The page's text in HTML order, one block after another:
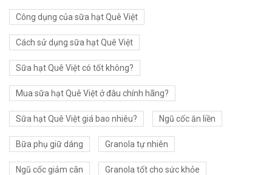
Công dụng của sữa hạt Quê Việt
Cách sử dụng sữa hạt Quê Việt
Sữa hạt Quê Việt có tốt không?
Mua sữa hạt Quê Việt ở đâu chính hãng?
Sữa hạt Quê Việt giá bao nhiêu? Ngũ cốc ăn liền
Bữa phụ giữ dáng Granola tự nhiên
Ngũ cốc giảm cân Granola tốt cho sức khỏe